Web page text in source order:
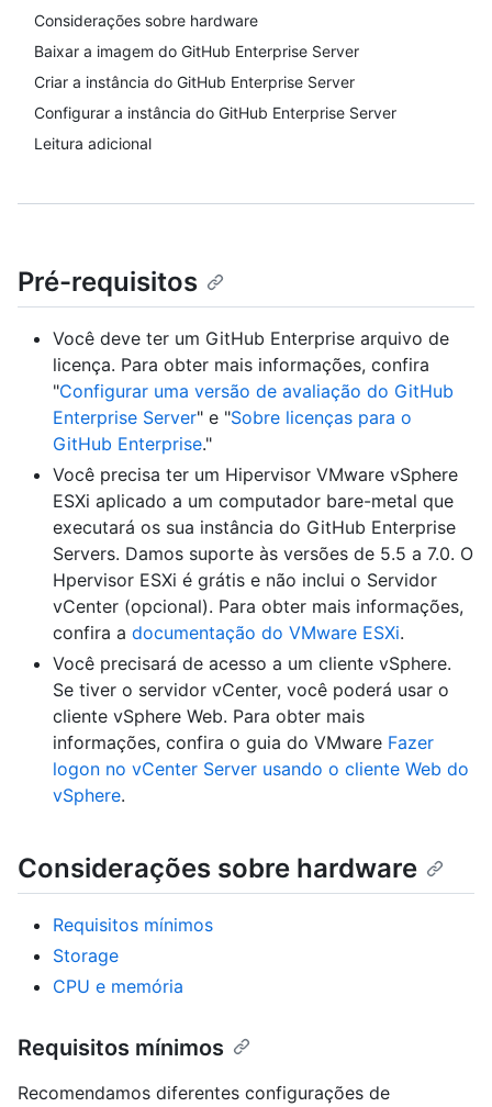
Considerações sobre hardware
Baixar a imagem do GitHub Enterprise Server
Criar a instância do GitHub Enterprise Server
Configurar a instância do GitHub Enterprise Server
Leitura adicional
Pré-requisitos
Você deve ter um GitHub Enterprise arquivo de
licença. Para obter mais informações, confira
"Configurar uma versão de avaliação do GitHub
Enterprise Server" e "Sobre licenças para o
GitHub Enterprise."
Você precisa ter um Hipervisor VMware vSphere
ESXi aplicado a um computador bare-metal que
executará os sua instância do GitHub Enterprise
Servers. Damos suporte às versões de 5.5 a 7.0. O
Hpervisor ESXi é grátis e não inclui o Servidor
vCenter (opcional). Para obter mais informações,
confira a documentação do VMware ESXi.
Você precisará de acesso a um cliente vSphere.
Se tiver o servidor vCenter, você poderá usar o
cliente vSphere Web. Para obter mais
informações, confira o guia do VMware Fazer
logon no vCenter Server usando o cliente Web do
vSphere.
Considerações sobre hardware
Requisitos mínimos
Storage
CPU e memória
Requisitos mínimos
Recomendamos diferentes configurações de